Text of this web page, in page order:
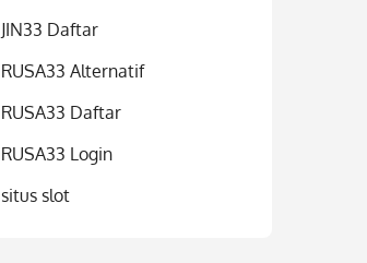
JIN33 Daftar
RUSA33 Alternatif
RUSA33 Daftar
RUSA33 Login
situs slot